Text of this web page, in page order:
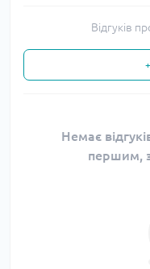
Відгуків
Немає
першим,